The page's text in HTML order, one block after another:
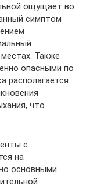
ощущает во
симптом
Также
опасными по
располагается
что
с
на
основными